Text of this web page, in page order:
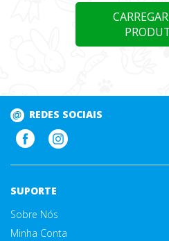
REDES SOCIAIS
SUPORTE
Sobre Nós
Minha Conta